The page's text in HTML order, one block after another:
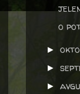
o
►
►
►